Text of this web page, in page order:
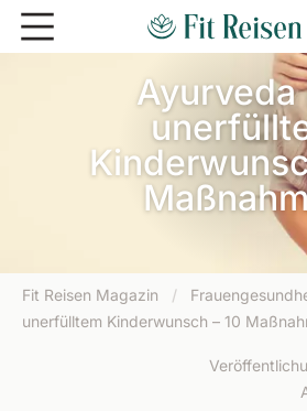
Zum Hauptinhalt springen
Ayurveda
Fit Reisen Magazin /
unerfülltem Kinderwunsch – 10